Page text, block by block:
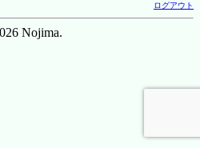
ログアウト
Nojima.